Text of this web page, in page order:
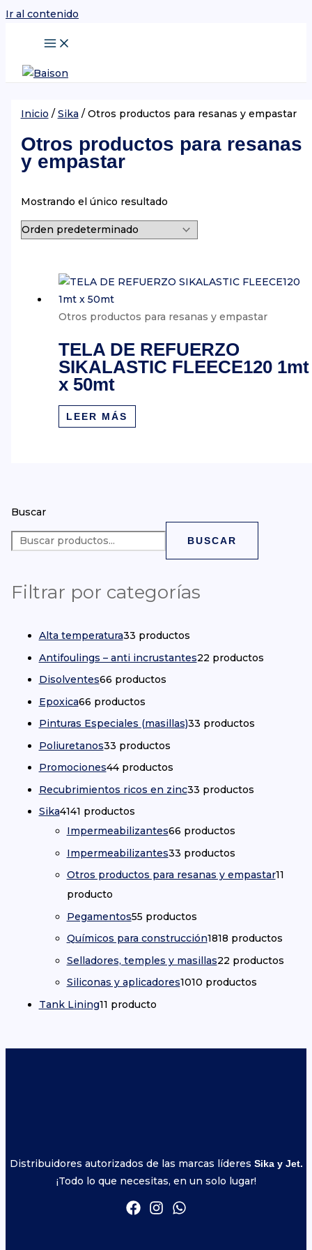
Ir al contenido
Buscar
BUSCAR
Filtrar por categorías
Alta temperatura33 productos
Antifoulings – anti incrustantes22 productos
Disolventes66 productos
Epoxica66 productos
Pinturas Especiales (masillas)33 productos
Poliuretanos33 productos
Promociones44 productos
Recubrimientos ricos en zinc33 productos
Sika4141 productos
Impermeabilizantes66 productos
Impermeabilizantes33 productos
Otros productos para resanas y empastar11
producto
Pegamentos55 productos
Químicos para construcción1818 productos
Selladores, temples y masillas22 productos
Siliconas y aplicadores1010 productos
Tank Lining11 producto
Inicio / Sika / Otros productos para resanas y empastar
Otros productos para resanas
y empastar
Mostrando el único resultado
Otros productos para resanas y empastar
TELA DE REFUERZO
SIKALASTIC FLEECE120 1mt
x 50mt
LEER MÁS
Distribuidores autorizados de las marcas líderes Sika y Jet.
¡Todo lo que necesitas, en un solo lugar!